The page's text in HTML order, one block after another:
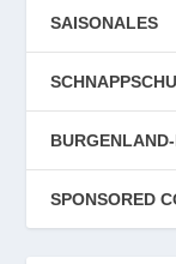
SAISONALES
SPONSORED